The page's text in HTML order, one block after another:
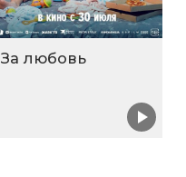
За любовь